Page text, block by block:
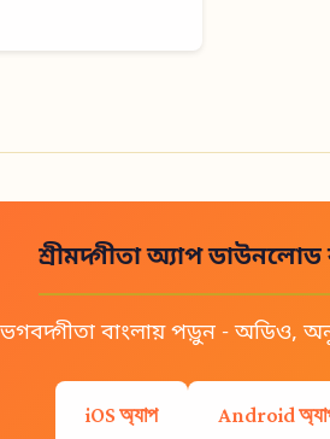
শ্রীমদ্গীতা অ্যাপ
বাংলায় পড়ুন - অডিও,
iOS অ্যাপ Android